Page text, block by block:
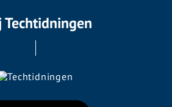
Techtidningen